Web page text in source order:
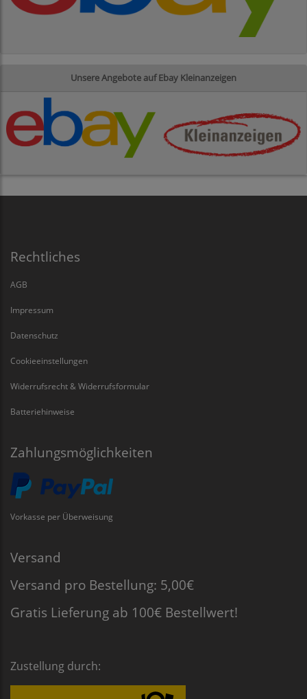
Unsere Angebote auf Ebay Kleinanzeigen
Rechtliches
AGB
Impressum
Datenschutz
Cookieeinstellungen
Widerrufsrecht & Widerrufsformular
Batteriehinweise
Zahlungsmöglichkeiten
Vorkasse per Überweisung
Versand
Versand pro Bestellung: 5,00€
Gratis Lieferung ab 100€ Bestellwert!
Zustellung durch: